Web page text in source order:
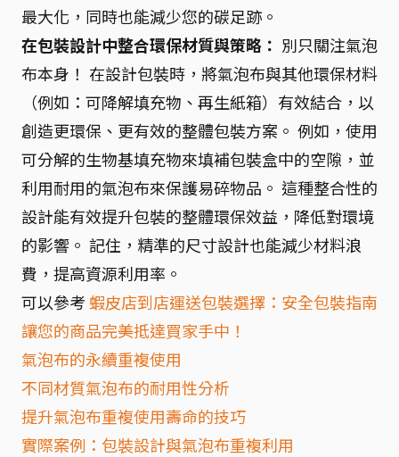
最大化，同時也能減少您的碳足跡。
在包裝設計中整合環保材質與策略： 別只關注氣泡
布本身！ 在設計包裝時，將氣泡布與其他環保材料
（例如：可降解填充物、再生紙箱）有效結合，以
創造更環保、更有效的整體包裝方案。 例如，使用
可分解的生物基填充物來填補包裝盒中的空隙，並
利用耐用的氣泡布來保護易碎物品。 這種整合性的
設計能有效提升包裝的整體環保效益，降低對環境
的影響。 記住，精準的尺寸設計也能減少材料浪
費，提高資源利用率。
可以參考 蝦皮店到店運送包裝選擇：安全包裝指南
讓您的商品完美抵達買家手中！
氣泡布的永續重複使用
不同材質氣泡布的耐用性分析
提升氣泡布重複使用壽命的技巧
實際案例：包裝設計與氣泡布重複利用